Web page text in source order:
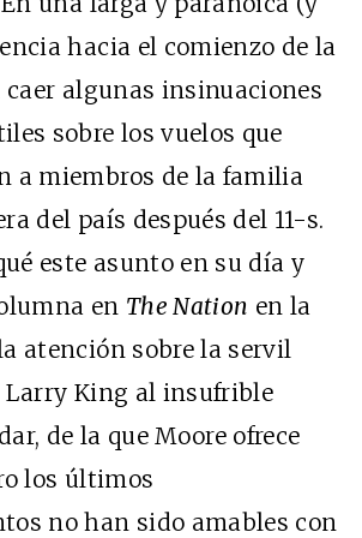
hacia el comienzo de la
caer algunas insinuaciones
sobre los vuelos que
a miembros de la familia
del país después del 11-s.
este asunto en su día y
en The Nation en la
atención sobre la servil
Larry King al insufrible
de la que Moore ofrece
los últimos
no han sido amables con